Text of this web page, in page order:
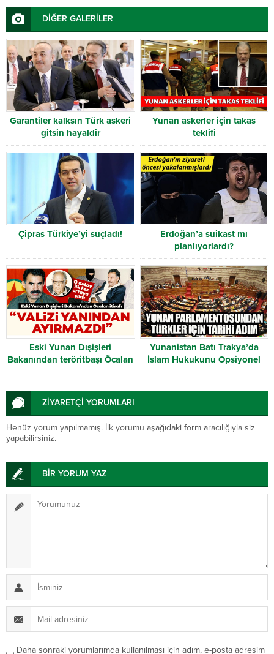
DİĞER GALERİLER
Garantiler kalksın Türk askeri
gitsin hayaldir
Yunan askerler için takas
teklifi
Çipras Türkiye’yi suçladı!
Erdoğan’a suikast mı
planlıyorlardı?
Eski Yunan Dışişleri
Bakanından teröritbaşı Öcalan
itirafı! “Valizinde büyük para
Yunanistan Batı Trakya’da
İslam Hukukunu Opsiyonel
Yapan Yasayı Onayladı
ZİYARETÇİ YORUMLARI
Henüz yorum yapılmamış. İlk yorumu aşağıdaki form aracılığıyla siz
yapabilirsiniz.
BİR YORUM YAZ
Daha sonraki yorumlarımda kullanılması için adım, e-posta adresim